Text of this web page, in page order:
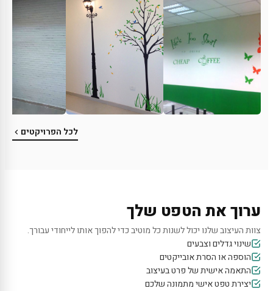
לכל הפרויקטים
ערוך את הטפט שלך
צוות העיצוב שלנו יכול לשנות כל מוטיב כדי להפוך אותו לייחודי עבורך.
שינוי גדלים וצבעים
הוספה או הסרת אובייקטים
התאמה אישית של פרט בעיצוב
יצירת טפט אישי מתמונה שלכם